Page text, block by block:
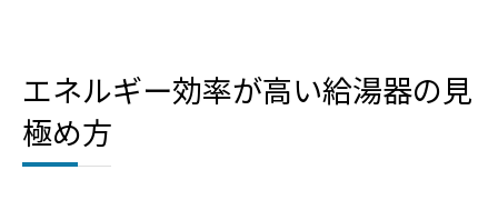
エネルギー効率が高い給湯器の見
極め方